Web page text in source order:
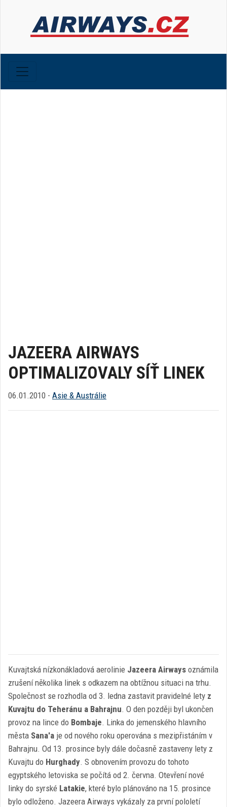
JAZEERA AIRWAYS
OPTIMALIZOVALY SÍŤ LINEK
06.01.2010 - Asie & Austrálie
Kuvajtská nízkonákladová aerolinie Jazeera Airways oznámila
zrušení několika linek s odkazem na obtížnou situaci na trhu.
Společnost se rozhodla od 3. ledna zastavit pravidelné lety z
Kuvajtu do Teheránu a Bahrajnu. O den později byl ukončen
provoz na lince do Bombaje. Linka do jemenského hlavního
města Sana'a je od nového roku operována s mezipřistáním v
Bahrajnu. Od 13. prosince byly dále dočasně zastaveny lety z
Kuvajtu do Hurghady. S obnovením provozu do tohoto
egyptského letoviska se počítá od 2. června. Otevření nové
linky do syrské Latakie, které bylo plánováno na 15. prosince
bylo odloženo. Jazeera Airways vykázaly za první pololetí